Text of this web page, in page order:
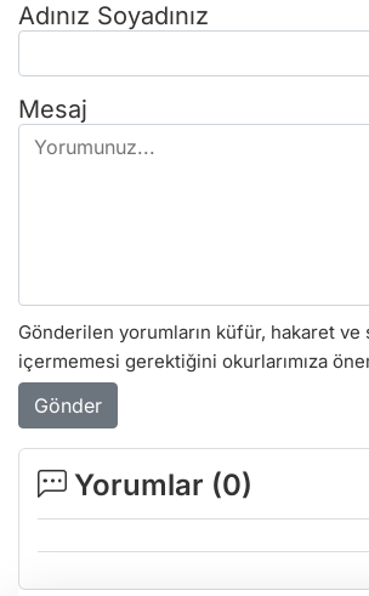
Adınız Soyadınız
Mesaj
Gönderilen yorumların küfür, hakaret ve
içermemesi gerektiğini okurlarımıza
Gönder
Yorumlar (0)